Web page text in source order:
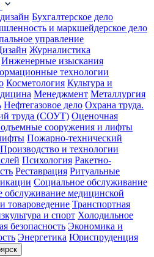
Бухгалтерское дело
и маркшейдерское дело
управление
Журналистика
Инженерные изыскания
технологии
Косметология Культура и
Менеджмент Металлургия
Нефтегазовое дело Охрана труда.
труда (СОУТ) Оценочная
сооружения и лифты
Пожарно-технический
Производство и технологии
Психология Ракетно-
Реставрация Ритуальные
Социальное обслуживание
обслуживание медицинской
товароведение Транспортная
и спорт Холодильное
безопасность Экономика и
Энергетика Юриспруденция